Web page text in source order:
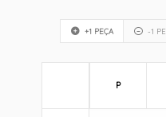
+1 PEÇA -1
P